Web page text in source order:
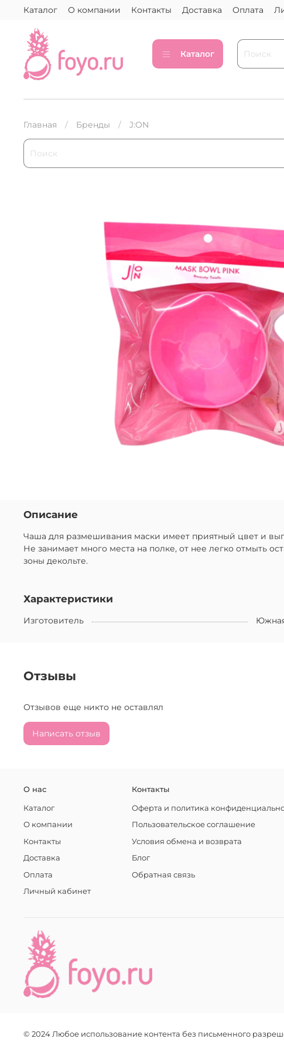
Каталог О компании Контакты Доставка Оплата
Каталог
Главная Бренды J:ON
Описание
Чаша для размешивания маски имеет приятный цвет и
Не занимает много места на полке, от нее легко отмыть
зоны декольте.
Характеристики
Изготовитель
Отзывы
Отзывов еще никто не оставлял
Написать отзыв
О нас
Каталог
О компании
Контакты
Доставка
Оплата
Личный кабинет
Контакты
Оферта и политика
Пользовательское соглашение
Условия обмена и возврата
Блог
Обратная связь
© 2024 Любое использование контента без письменного